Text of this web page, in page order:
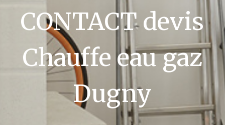
CONTACT devis
Chauffe eau gaz
Dugny